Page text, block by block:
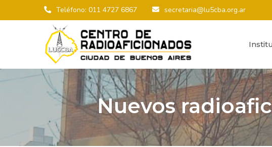
Teléfono: 011 4727 6867 secretaria@lu5cba.org.ar
Nuevos